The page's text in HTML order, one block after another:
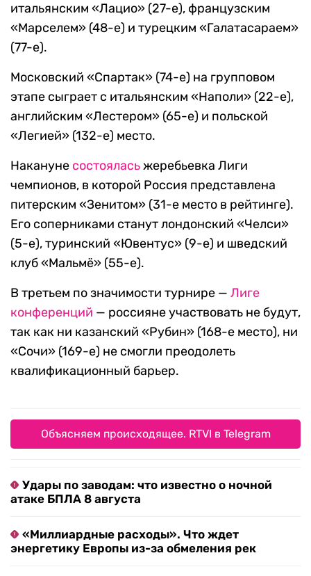
итальянским «Лацио» (27-е), французским
«Марселем» (48-е) и турецким «Галатасараем»
(77-е).
Московский «Спартак» (74-е) на групповом
этапе сыграет с итальянским «Наполи» (22-е),
английским «Лестером» (65-е) и польской
«Легией» (132-е) место.
Накануне состояласьжеребьевка Лиги
чемпионов, в которой Россия представлена
питерским «Зенитом» (31-е место в рейтинге).
Его соперниками станут лондонский «Челси»
(5-е), туринский «Ювентус» (9-е) и шведский
клуб «Мальмё» (55-е).
В третьем по значимости турнире — Лиге
конференций — россияне участвовать не будут,
так как ни казанский «Рубин» (168-е место), ни
«Сочи» (169-е) не смогли преодолеть
квалификационный барьер.
Объясняем происходящее. RTVI в Telegram
Удары по заводам: что известно о ночной
атаке БПЛА 8 августа
«Миллиардные расходы». Что ждет
энергетику Европы из-за обмеления рек